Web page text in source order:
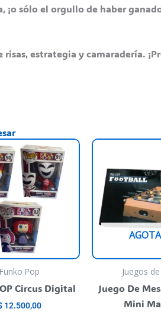
¡o sólo el orgullo de haber
estrategia y camaradería.
Funko Pop
Circus Digital
12.500,00
Este
varias
variantes.
se
elegir
Juegos
Juego De
Mini